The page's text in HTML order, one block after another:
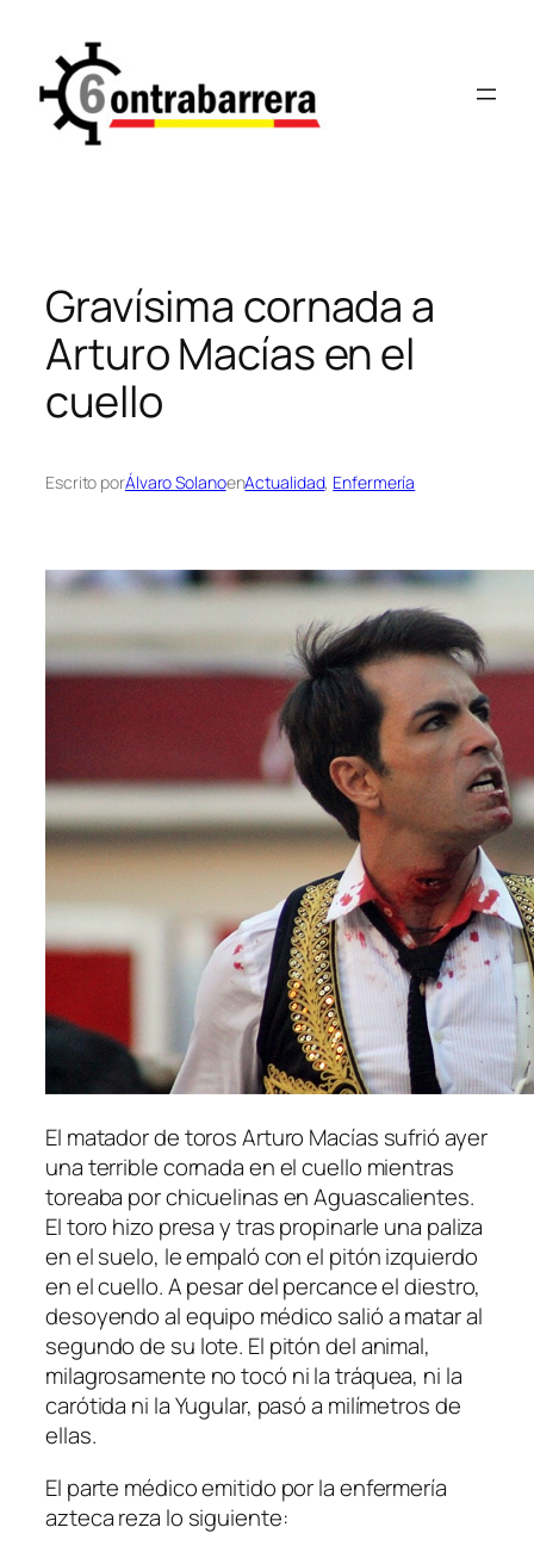
contenido
Gravísima cornada a
Arturo Macías en el
cuello
Escrito porÁlvaro SolanoenActualidad, Enfermería
El matador de toros Arturo Macías sufrió ayer
una terrible cornada en el cuello mientras
toreaba por chicuelinas en Aguascalientes.
El toro hizo presa y tras propinarle una paliza
en el suelo, le empaló con el pitón izquierdo
en el cuello. A pesar del percance el diestro,
desoyendo al equipo médico salió a matar al
segundo de su lote. El pitón del animal,
milagrosamente no tocó ni la tráquea, ni la
carótida ni la Yugular, pasó a milímetros de
ellas.
El parte médico emitido por la enfermería
azteca reza lo siguiente: